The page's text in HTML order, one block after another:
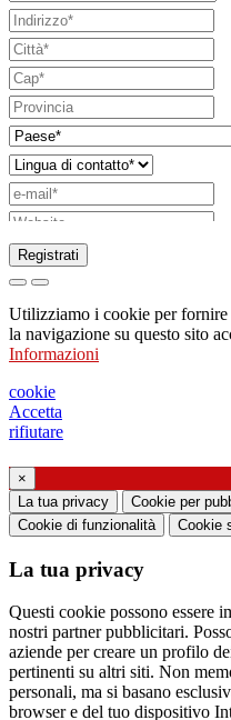
Richiesta di invio di
Richiesta di essere
funzionario di vendita
Richiesta di supporto
illuminotecnica
Richiesta di webinar o
prodotti Ghidini &
Manifestazione del
UE n. 2016/679)
Dichiaro di aver
al trattamento dei dati
Acconsento al
Registrati
Utilizziamo i cookie per
la navigazione su questo sito
Informazioni
cookie
Accetta
rifiutare
×
La tua privacy
Cookie per
Cookie di funzionalità
Cookie
La tua privacy
Questi cookie possono essere
nostri partner pubblicitari.
aziende per creare un profilo
pertinenti su altri siti. Non
personali, ma si basano
browser e del tuo dispositivo